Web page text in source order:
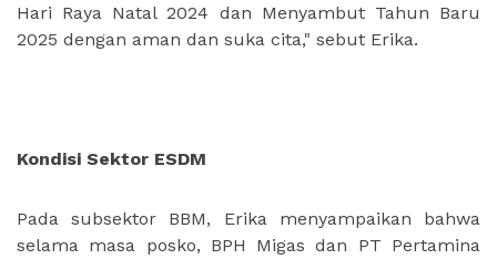
Hari Raya Natal 2024 dan Menyambut Tahun Baru
2025 dengan aman dan suka cita," sebut Erika.
Kondisi Sektor ESDM
Pada subsektor BBM, Erika menyampaikan bahwa
selama masa posko, BPH Migas dan PT Pertamina